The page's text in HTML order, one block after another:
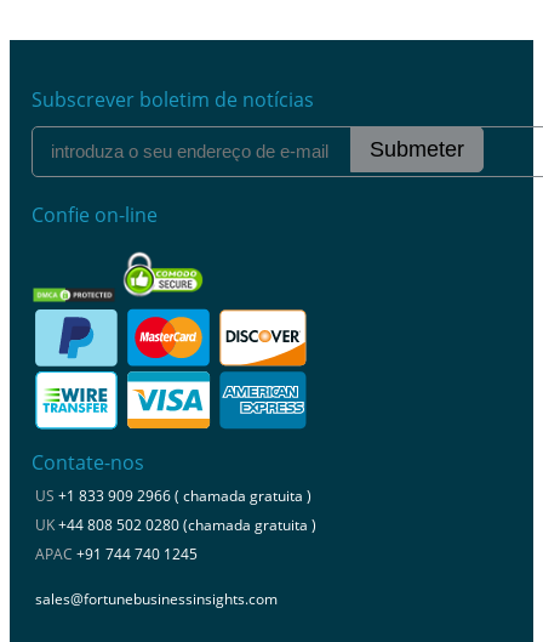
Subscrever boletim de notícias
Submeter
Confie on-line
Contate-nos
US +1 833 909 2966 ( chamada gratuita )
UK+44 808 502 0280 (chamada gratuita )
APAC +91 744 740 1245
sales@fortunebusinessinsights.com